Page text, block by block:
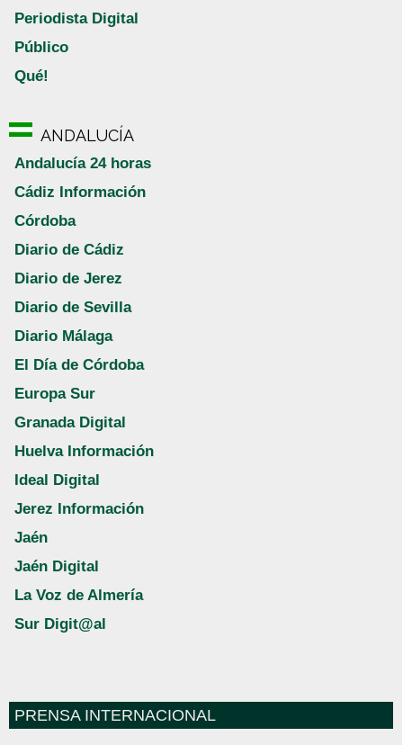
Periodista Digital
Público
Qué!
ANDALUCÍA
Andalucía 24 horas
Cádiz Información
Córdoba
Diario de Cádiz
Diario de Jerez
Diario de Sevilla
Diario Málaga
El Día de Córdoba
Europa Sur
Granada Digital
Huelva Información
Ideal Digital
Jerez Información
Jaén
Jaén Digital
La Voz de Almería
Sur Digit@al
PRENSA INTERNACIONAL